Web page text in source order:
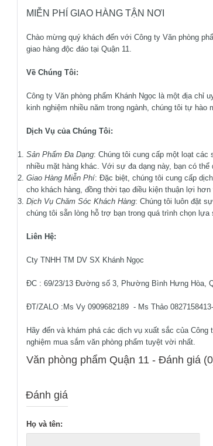
MIỄN PHÍ GIAO HÀNG TẬN NƠI
Chào mừng quý khách đến với Công ty Văn phòng
giao hàng độc đáo tại Quận 11.
Về Chúng Tôi:
Công ty Văn phòng phẩm Khánh Ngọc là một địa chỉ
kinh nghiệm nhiều năm trong ngành, chúng tôi tự
Dịch Vụ của Chúng Tôi:
Sản Phẩm Đa Dạng: Chúng tôi cung cấp một loạt
nhiều mặt hàng khác. Với sự đa dạng này, bạn có
Giao Hàng Miễn Phí: Đặc biệt, chúng tôi cung cấp
cho khách hàng, đồng thời tạo điều kiện thuận lợi
Dịch Vụ Chăm Sóc Khách Hàng: Chúng tôi luôn đặt
chúng tôi sẵn lòng hỗ trợ bạn trong quá trình chọn
Liên Hệ:
Cty TNHH TM DV SX Khánh Ngọc
ĐC : 69/23/13 Đường số 3, Phường Bình Hưng Hòa,
ĐT/ZALO :Ms Vy 0909682189 - Ms Thảo
Hãy đến và khám phá các dịch vụ xuất sắc của
nghiệm mua sắm văn phòng phẩm tuyệt vời nhất.
Văn phòng phẩm Quận 11 - Ðánh giá
Đánh giá
Họ và tên: